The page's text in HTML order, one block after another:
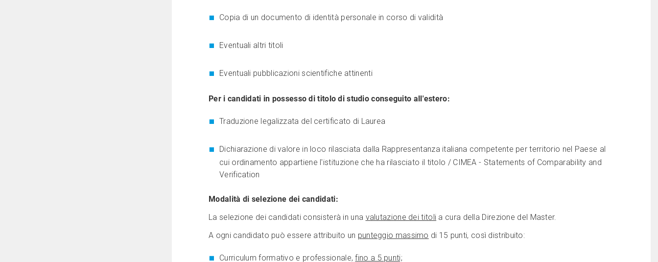
Copia di un documento di identità personale in corso di validità
Eventuali altri titoli
Eventuali pubblicazioni scientifiche attinenti
Per i candidati in possesso di titolo di studio conseguito all'estero:
Traduzione legalizzata del certificato di Laurea
Dichiarazione di valore in loco rilasciata dalla Rappresentanza italiana competente per territorio nel Paese al
cui ordinamento appartiene l'istituzione che ha rilasciato il titolo / CIMEA - Statements of Comparability and
Verification
Modalità di selezione dei candidati:
La selezione dei candidati consisterà in una valutazione dei titoli a cura della Direzione del Master.
A ogni candidato può essere attribuito un punteggio massimo di 15 punti, così distribuito:
Curriculum formativo e professionale,fino a 5 punti;